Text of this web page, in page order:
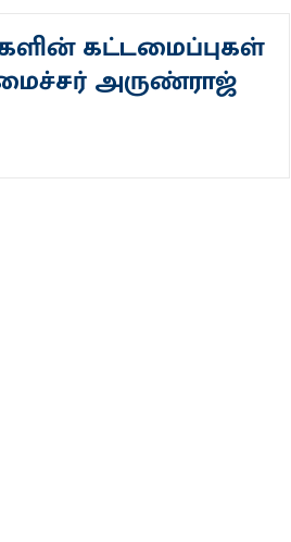
கட்டமைப்புகள்
அருண்ராஜ்